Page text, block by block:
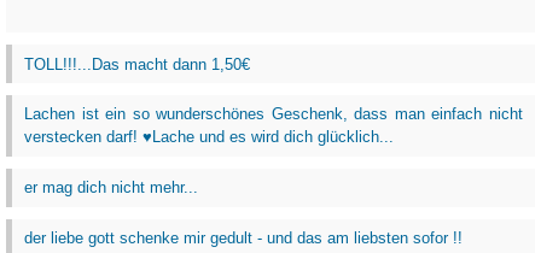
TOLL!!!...Das macht dann 1,50€
Lachen ist ein so wunderschönes Geschenk, dass man einfach nicht
verstecken darf! ♥Lache und es wird dich glücklich...
er mag dich nicht mehr...
der liebe gott schenke mir gedult - und das am liebsten sofor !!